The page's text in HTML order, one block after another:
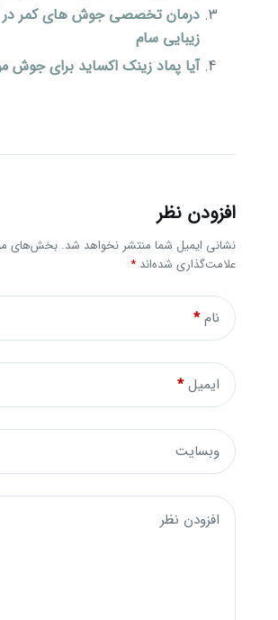
درمان تخصصی جوش های کمر در
زیبایی سام
آیا پماد زینک اکساید برای جوش
افزودن نظر
نشانی ایمیل شما منتشر نخواهد شد. بخش‌های
علامت‌گذاری شده‌اند *
نام*
ایمیل*
وبسایت
افزودن نظر